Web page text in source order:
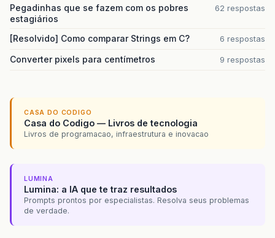
Pegadinhas que se fazem com os pobres
estagiários
62 respostas
[Resolvido] Como comparar Strings em C? 6 respostas
Converter pixels para centímetros 9 respostas
CASA DO CODIGO
Casa do Codigo — Livros de tecnologia
Livros de programacao, infraestrutura e inovacao
LUMINA
Lumina: a IA que te traz resultados
Prompts prontos por especialistas. Resolva seus problemas
de verdade.